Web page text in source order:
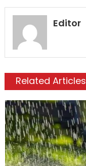
Editor
Related Articles